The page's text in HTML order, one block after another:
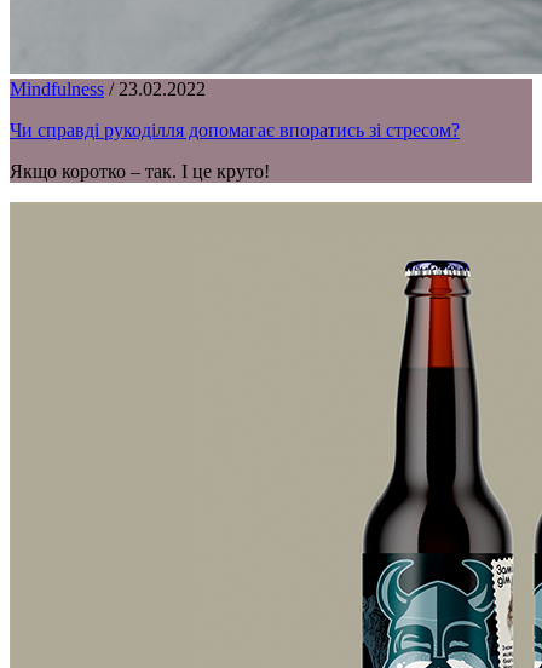
Mindfulness / 23.02.2022
Чи справді рукоділля допомагає впоратись зі стресом?
Якщо коротко – так. І це круто!